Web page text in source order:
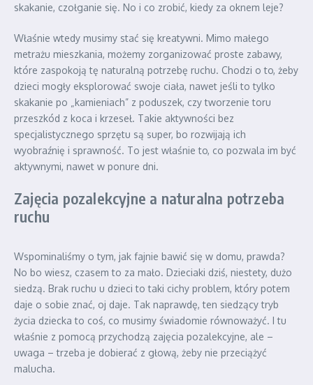
skakanie, czołganie się. No i co zrobić, kiedy za oknem leje?
Właśnie wtedy musimy stać się kreatywni. Mimo małego
metrażu mieszkania, możemy zorganizować proste zabawy,
które zaspokoją tę naturalną potrzebę ruchu. Chodzi o to, żeby
dzieci mogły eksplorować swoje ciała, nawet jeśli to tylko
skakanie po „kamieniach” z poduszek, czy tworzenie toru
przeszkód z koca i krzeseł. Takie aktywności bez
specjalistycznego sprzętu są super, bo rozwijają ich
wyobraźnię i sprawność. To jest właśnie to, co pozwala im być
aktywnymi, nawet w ponure dni.
Zajęcia pozalekcyjne a naturalna potrzeba
ruchu
Wspominaliśmy o tym, jak fajnie bawić się w domu, prawda?
No bo wiesz, czasem to za mało. Dzieciaki dziś, niestety, dużo
siedzą. Brak ruchu u dzieci to taki cichy problem, który potem
daje o sobie znać, oj daje. Tak naprawdę, ten siedzący tryb
życia dziecka to coś, co musimy świadomie równoważyć. I tu
właśnie z pomocą przychodzą zajęcia pozalekcyjne, ale –
uwaga – trzeba je dobierać z głową, żeby nie przeciążyć
malucha.